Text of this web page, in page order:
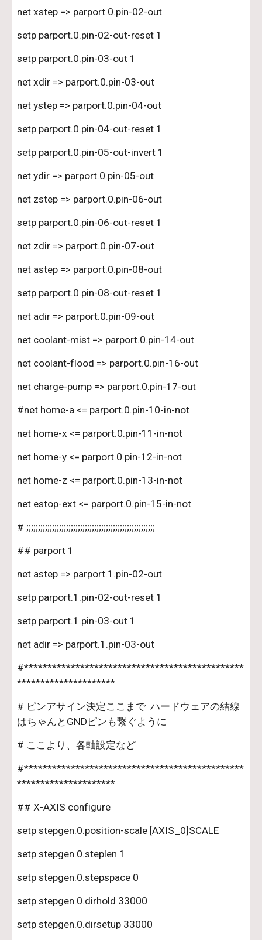
net xstep => parport.0.pin-02-out
setp parport.0.pin-02-out-reset 1
setp parport.0.pin-03-out 1
net xdir => parport.0.pin-03-out
net ystep => parport.0.pin-04-out
setp parport.0.pin-04-out-reset 1
setp parport.0.pin-05-out-invert 1
net ydir => parport.0.pin-05-out
net zstep => parport.0.pin-06-out
setp parport.0.pin-06-out-reset 1
net zdir => parport.0.pin-07-out
net astep => parport.0.pin-08-out
setp parport.0.pin-08-out-reset 1
net adir => parport.0.pin-09-out
net coolant-mist => parport.0.pin-14-out
net coolant-flood => parport.0.pin-16-out
net charge-pump => parport.0.pin-17-out
#net home-a <= parport.0.pin-10-in-not
net home-x <= parport.0.pin-11-in-not
net home-y <= parport.0.pin-12-in-not
net home-z <= parport.0.pin-13-in-not
net estop-ext <= parport.0.pin-15-in-not
# ;;;;;;;;;;;;;;;;;;;;;;;;;;;;;;;;;;;;;;;;;;;;;;;;;;;;;;;
## parport 1
net astep => parport.1.pin-02-out
setp parport.1.pin-02-out-reset 1
setp parport.1.pin-03-out 1
net adir => parport.1.pin-03-out
#***********************************************
*********************
# ピンアサイン決定ここまで  ハードウェアの結線
はちゃんとGNDピンも繋ぐように
# ここより、各軸設定など
#***********************************************
*********************
## X-AXIS configure
setp stepgen.0.position-scale [AXIS_0]SCALE
setp stepgen.0.steplen 1
setp stepgen.0.stepspace 0
setp stepgen.0.dirhold 33000
setp stepgen.0.dirsetup 33000